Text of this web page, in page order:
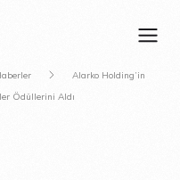
Alarko Holding’in
Ödüllerini Aldı